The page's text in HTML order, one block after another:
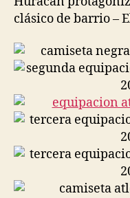
clásico de barrio –